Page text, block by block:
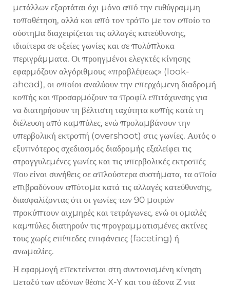
μετάλλων εξαρτάται όχι μόνο από την ευθύγραμμη
τοποθέτηση, αλλά και από τον τρόπο με τον οποίο το
σύστημα διαχειρίζεται τις αλλαγές κατεύθυνσης,
ιδιαίτερα σε οξείες γωνίες και σε πολύπλοκα
περιγράμματα. Οι προηγμένοι ελεγκτές κίνησης
εφαρμόζουν αλγόριθμους «προβλέψεως» (look-
ahead), οι οποίοι αναλύουν την επερχόμενη διαδρομή
κοπής και προσαρμόζουν τα προφίλ επιτάχυνσης για
να διατηρήσουν τη βέλτιστη ταχύτητα κοπής κατά τη
διέλευση από καμπύλες, ενώ προλαμβάνουν την
υπερβολική εκτροπή (overshoot) στις γωνίες. Αυτός ο
εξυπνότερος σχεδιασμός διαδρομής εξαλείφει τις
στρογγυλεμένες γωνίες και τις υπερβολικές εκτροπές
που είναι συνήθεις σε απλούστερα συστήματα, τα οποία
επιβραδύνουν απότομα κατά τις αλλαγές κατεύθυνσης,
διασφαλίζοντας ότι οι γωνίες των 90 μοιρών
προκύπτουν αιχμηρές και τετράγωνες, ενώ οι ομαλές
καμπύλες διατηρούν τις προγραμματισμένες ακτίνες
τους χωρίς επίπεδες επιφάνειες (faceting) ή
ανωμαλίες.
Η εφαρμογή επεκτείνεται στη συντονισμένη κίνηση
μεταξύ των αξόνων θέσης X-Y και του άξονα Z για